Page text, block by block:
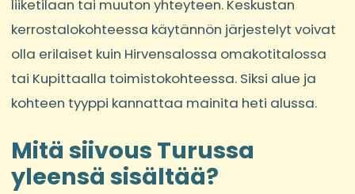
liiketilaan tai muuton yhteyteen. Keskustan
kerrostalokohteessa käytännön järjestelyt voivat
olla erilaiset kuin Hirvensalossa omakotitalossa
tai Kupittaalla toimistokohteessa. Siksi alue ja
kohteen tyyppi kannattaa mainita heti alussa.
Mitä siivous Turussa
yleensä sisältää?